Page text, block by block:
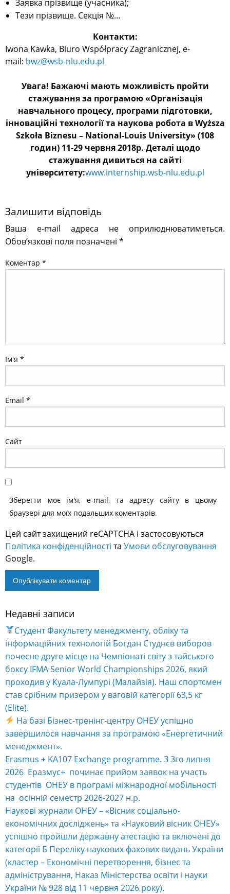
Заявка прізвище (учасника);
Тези прізвище. Секція №…
Контакти:
Iwona Kawka, Biuro Współpracy Zagranicznej, e-
mail: bwz@wsb-nlu.edu.pl
Увага! Бажаючі мають можливість пройти
стажуванняза програмою «Організація
навчального процесу, програми підготовки,
інноваційні технології та наукова робота в Wyższa
Szkoła Biznesu – National-Louis University» (108
годин) 11-29 червня 2018р. Деталі щодо
стажування дивиться на сайті
університету:www.internship.wsb-nlu.edu.pl
Залишити відповідь
Ваша e-mail адреса не оприлюднюватиметься.
Обов’язкові поля позначені *
Коментар *
Ім'я *
Email *
Сайт
Зберегти моє ім'я, e-mail, та адресу сайту в цьому
браузері для моїх подальших коментарів.
Цей сайт захищений reCAPTCHA і застосовуються
Політика конфіденційності та Умови обслуговування
Google.
Alternative:
Недавні записи
Студент Факультету менеджменту, обліку та
інформаційних технологій Богдан Студнєв виборов
почесне друге місце на Чемпіонаті світу з тайського
боксу IFMA Senior World Championships 2026, який
проходив у Куала-Лумпурі (Малайзія). Наш спортсмен
став срібним призером у ваговій категорії 63,5 кг
(Elite).
На базі Бізнес-тренінг-центру ОНЕУ успішно
завершилося навчання за програмою «Енергетичний
менеджмент».
Erasmus + KA107 Exchange programme. З 3го липня
2026 Еразмус+ починає прийом заявок на участь
студентів ОНЕУ в програмі міжнародної мобільності
на осінній семестр 2026-2027 н.р.
Наукові журнали ОНЕУ – «Вісник соціально-
економічних досліджень» та «Науковий вісник ОНЕУ»
успішно пройшли державну атестацію та включені до
категорії Б Переліку наукових фахових видань України
(кластер – Економічні перетворення, бізнес та
адміністрування, Наказ Міністерства освіти і науки
України № 928 від 11 червня 2026 року).